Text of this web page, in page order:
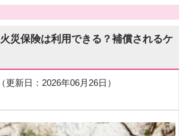
災保険は利用できる？補償されるケ
更新日：2026年06月26日）